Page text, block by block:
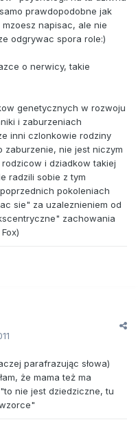
prawdopodobne jak
napisac, ale nie
odgrywac spora role:)
o nerwicy, takie
genetycznych w rozwoju
i zaburzeniach
inni czlonkowie rodziny
nie jest niczym
i dziadkow takiej
radzili sobie z tym
pokoleniach
sie" za uzaleznieniem od
zachowania
parafrazując słowa)
że mama też ma
nie jest dziedziczne, tu